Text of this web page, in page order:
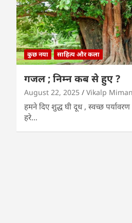
कुछ नया साहित्य और कला
गजल ; निम्न कब से हुए ?
August 22, 2025 Vikalp
हमने दिए शुद्ध घी दूध , स्वच्छ
हरे…